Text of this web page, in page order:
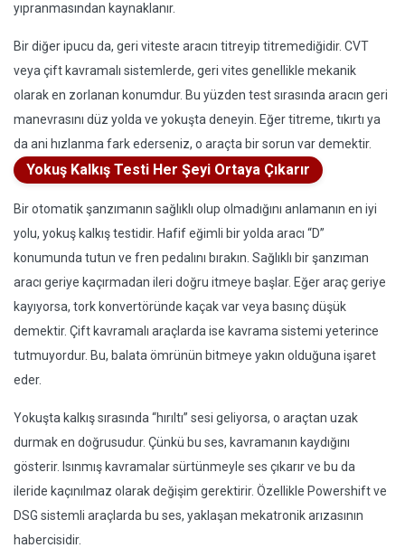
yıpranmasından kaynaklanır.
Bir diğer ipucu da, geri viteste aracın titreyip titremediğidir. CVT
veya çift kavramalı sistemlerde, geri vites genellikle mekanik
olarak en zorlanan konumdur. Bu yüzden test sırasında aracın geri
manevrasını düz yolda ve yokuşta deneyin. Eğer titreme, tıkırtı ya
da ani hızlanma fark ederseniz, o araçta bir sorun var demektir.
Yokuş Kalkış Testi Her Şeyi Ortaya Çıkarır
Bir otomatik şanzımanın sağlıklı olup olmadığını anlamanın en iyi
yolu, yokuş kalkış testidir. Hafif eğimli bir yolda aracı “D”
konumunda tutun ve fren pedalını bırakın. Sağlıklı bir şanzıman
aracı geriye kaçırmadan ileri doğru itmeye başlar. Eğer araç geriye
kayıyorsa, tork konvertöründe kaçak var veya basınç düşük
demektir. Çift kavramalı araçlarda ise kavrama sistemi yeterince
tutmuyordur. Bu, balata ömrünün bitmeye yakın olduğuna işaret
eder.
Yokuşta kalkış sırasında “hırıltı” sesi geliyorsa, o araçtan uzak
durmak en doğrusudur. Çünkü bu ses, kavramanın kaydığını
gösterir. Isınmış kavramalar sürtünmeyle ses çıkarır ve bu da
ileride kaçınılmaz olarak değişim gerektirir. Özellikle Powershift ve
DSG sistemli araçlarda bu ses, yaklaşan mekatronik arızasının
habercisidir.